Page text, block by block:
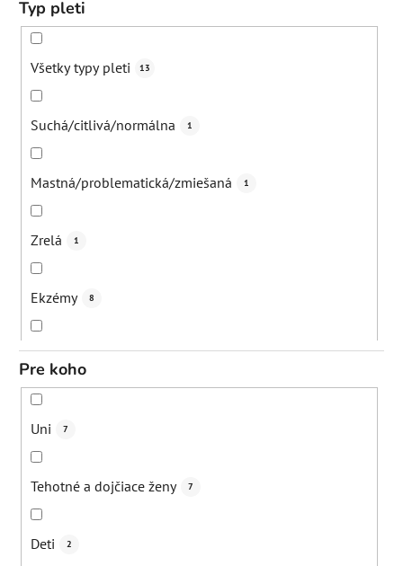
Typ pleti
Všetky typy pleti 13
Suchá/citlivá/normálna 1
Mastná/problematická/zmiešaná 1
Zrelá 1
Ekzémy 8
Psoriáza 7
Pre koho
Uni 7
Tehotné a dojčiace ženy 7
Deti 2